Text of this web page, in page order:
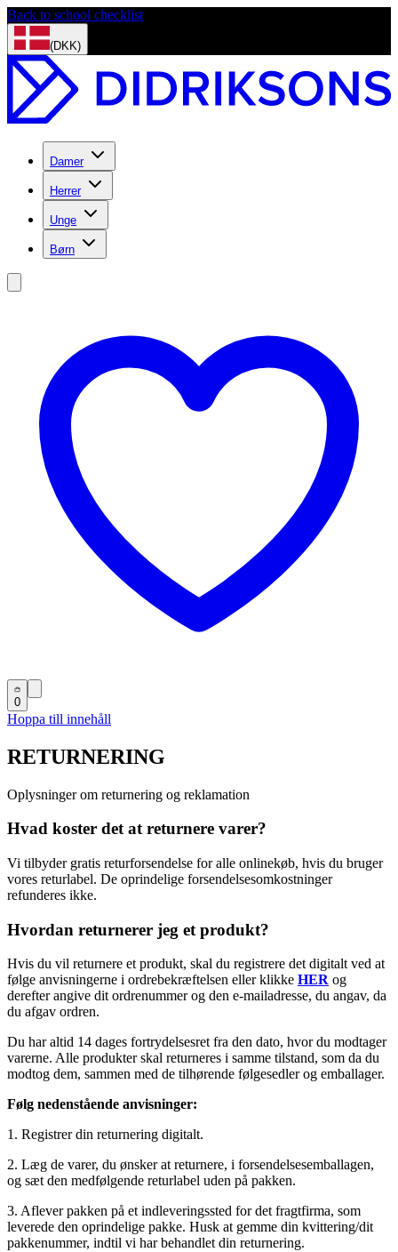
Back to school checklist
(DKK)
Damer
Herrer
Unge
Børn
0
Hoppa till innehåll
RETURNERING
Oplysninger om returnering og reklamation
Hvad koster det at returnere varer?
Vi tilbyder gratis returforsendelse for alle onlinekøb, hvis du bruger
vores returlabel. De oprindelige forsendelsesomkostninger
refunderes ikke.
Hvordan returnerer jeg et produkt?
Hvis du vil returnere et produkt, skal du registrere det digitalt ved at
følge anvisningerne i ordrebekræftelsen eller klikke HER og
derefter angive dit ordrenummer og den e-mailadresse, du angav, da
du afgav ordren.
Du har altid 14 dages fortrydelsesret fra den dato, hvor du modtager
varerne. Alle produkter skal returneres i samme tilstand, som da du
modtog dem, sammen med de tilhørende følgesedler og emballager.
Følg nedenstående anvisninger:
1. Registrer din returnering digitalt.
2. Læg de varer, du ønsker at returnere, i forsendelsesemballagen,
og sæt den medfølgende returlabel uden på pakken.
3. Aflever pakken på et indleveringssted for det fragtfirma, som
leverede den oprindelige pakke. Husk at gemme din kvittering/dit
pakkenummer, indtil vi har behandlet din returnering.